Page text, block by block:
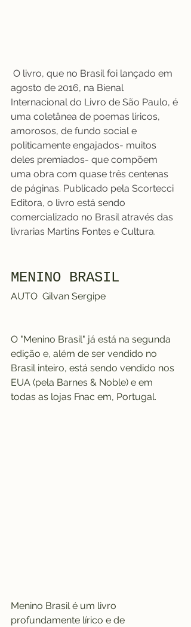
O livro, que no Brasil foi lançado em
agosto de 2016, na Bienal
Internacional do Livro de São Paulo, é
uma coletânea de poemas líricos,
amorosos, de fundo social e
politicamente engajados- muitos
deles premiados- que compõem
uma obra com quase três centenas
de páginas. Publicado pela Scortecci
Editora, o livro está sendo
comercializado no Brasil através das
livrarias Martins Fontes e Cultura.
MENINO BRASIL
AUTO  Gilvan Sergipe
O "Menino Brasil" já está na segunda
edição e, além de ser vendido no
Brasil inteiro, está sendo vendido nos
EUA (pela Barnes & Noble) e em
todas as lojas Fnac em, Portugal.
Menino Brasil é um livro
profundamente lírico e de